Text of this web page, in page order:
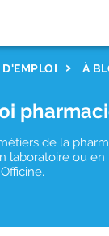
D'EMPLOI À
de la
laboratoire ou